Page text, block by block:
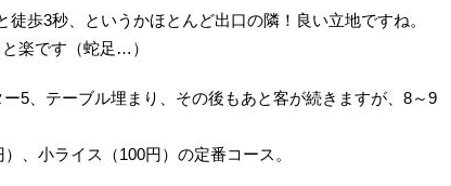
歩3秒、というかほとんど出口の隣！良い立地ですね。
楽です（蛇足…）
5、テーブル埋まり、その後もあと客が続きますが、8～9
、小ライス（100円）の定番コース。